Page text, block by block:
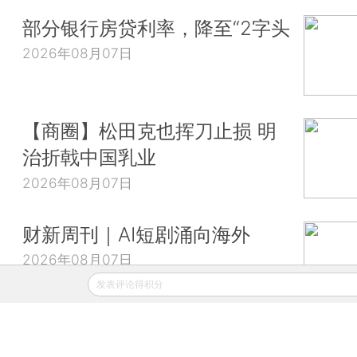
部分银行房贷利率，降至“2字头
2026年08月07日
【商圈】松田克也挥刀止损 明
治折戟中国乳业
2026年08月07日
财新周刊｜AI短剧涌向海外
2026年08月07日
发表评论得积分